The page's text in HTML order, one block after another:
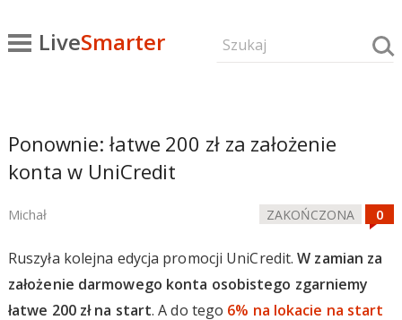
LiveSmarter
Ponownie: łatwe 200 zł za założenie
konta w UniCredit
Michał ZAKOŃCZONA
Ruszyła kolejna edycja promocji UniCredit.W zamian za
założenie darmowego konta osobistego zgarniemy
łatwe 200 zł na start. A do tego 6% na lokacie na start